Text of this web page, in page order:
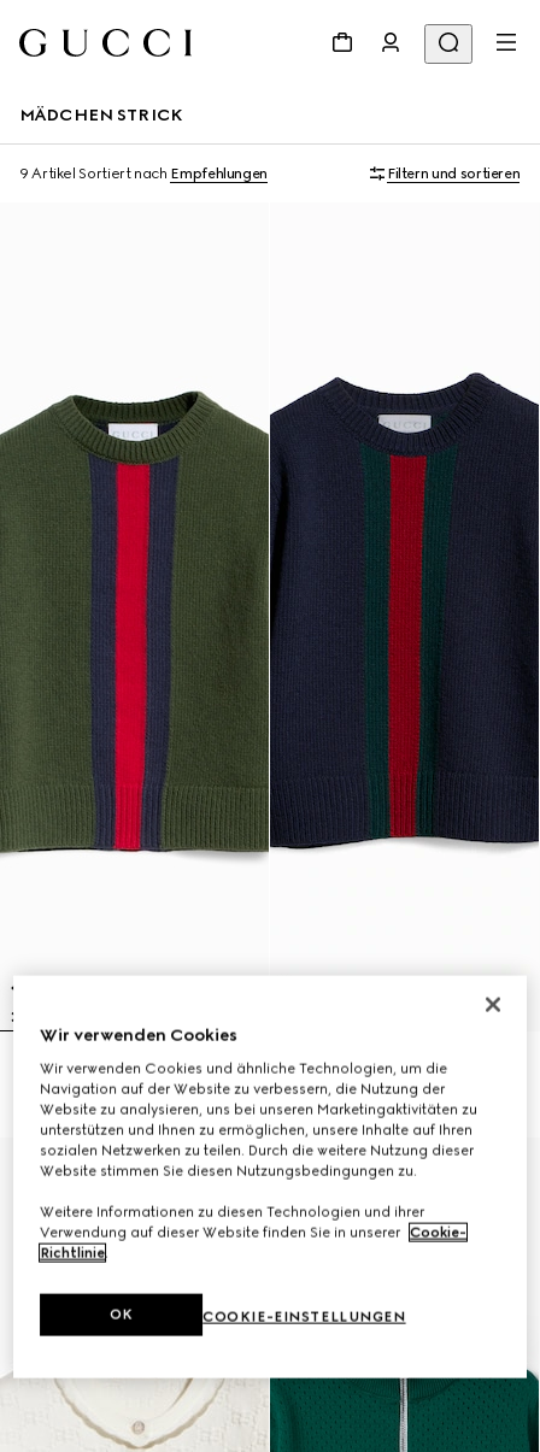
MÄDCHEN STRICK
9 Artikel Sortiert nach Empfehlungen Filtern und sortieren
Kinderpullover aus Wolle mit Web
€ 650
Kinderpullover aus Wolle mit Web
€ 650
Wir verwenden Cookies
Wir verwenden Cookies und ähnliche Technologien, um die
Navigation auf der Website zu verbessern, die Nutzung der
Website zu analysieren, uns bei unseren Marketingaktivitäten zu
unterstützen und Ihnen zu ermöglichen, unsere Inhalte auf Ihren
sozialen Netzwerken zu teilen. Durch die weitere Nutzung dieser
Website stimmen Sie diesen Nutzungsbedingungen zu.
Weitere Informationen zu diesen Technologien und ihrer
Verwendung auf dieser Website finden Sie in unserer Cookie-
Richtlinie.
COOKIE-EINSTELLUNGEN
OK